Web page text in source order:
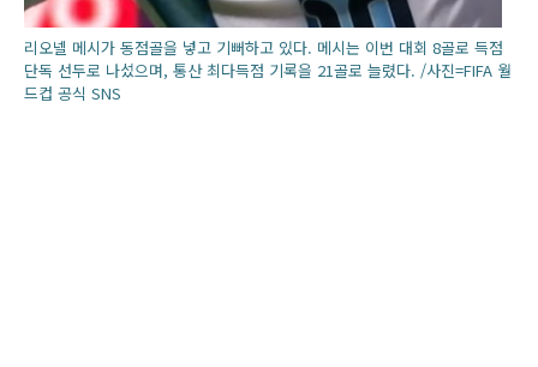
리오넬 메시가 동점골을 넣고 기뻐하고 있다. 메시는 이번 대회 8골로 득점
단독 선두로 나섰으며, 통산 최다득점 기록을 21골로 늘렸다. /사진=FIFA 월
드컵 공식 SNS